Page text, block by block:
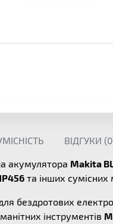
ВІДГУКИ (0
акумулятора Makita
та інших сумісних
бездротових
інструментів